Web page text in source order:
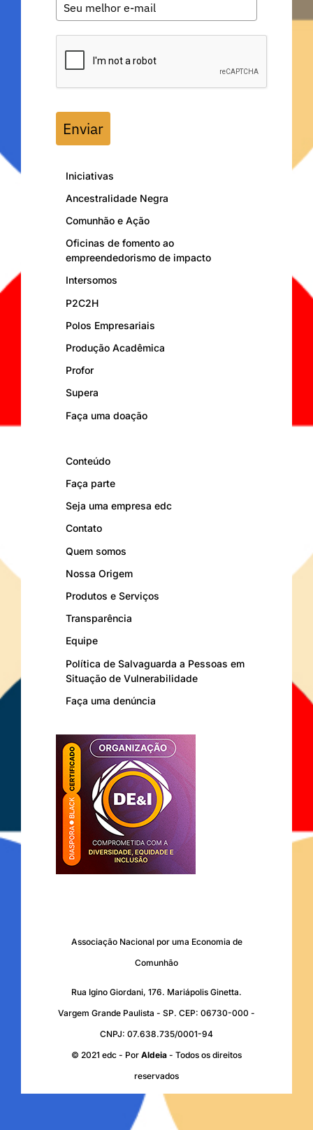
Enviar
Iniciativas
Ancestralidade Negra
Comunhão e Ação
Oficinas de fomento ao
empreendedorismo de impacto
Intersomos
P2C2H
Polos Empresariais
Produção Acadêmica
Profor
Supera
Faça uma doação
Conteúdo
Faça parte
Seja uma empresa edc
Contato
Quem somos
Nossa Origem
Produtos e Serviços
Transparência
Equipe
Política de Salvaguarda a Pessoas em
Situação de Vulnerabilidade
Faça uma denúncia
Associação Nacional por uma Economia de
Comunhão
Rua Igino Giordani, 176. Mariápolis Ginetta.
Vargem Grande Paulista - SP. CEP: 06730-000 -
CNPJ: 07.638.735/0001-94
© 2021 edc - Por Aldeia - Todos os direitos
reservados